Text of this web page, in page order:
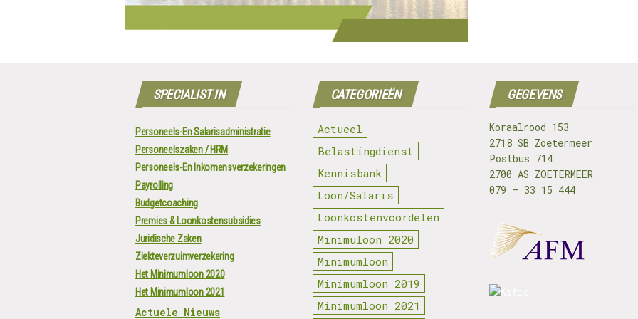
SPECIALIST IN
Personeels-En Salarisadministratie
Personeelszaken / HRM
Personeels-En Inkomensverzekeringen
Payrolling
Budgetcoaching
Premies & Loonkostensubsidies
Juridische Zaken
Ziekteverzuimverzekering
Het Minimumloon 2020
Het Minimumloon 2021
Actuele Nieuws
CATEGORIEËN
Actueel
Belastingdienst
Kennisbank
Loon/Salaris
Loonkostenvoordelen
Minimuloon 2020
Minimumloon
Minimumloon 2019
Minimumloon 2021
GEGEVENS
Koraalrood 153
2718 SB Zoetermeer
Postbus 714
2700 AS ZOETERMEER
079 – 33 15 444